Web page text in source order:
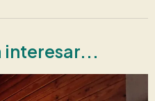
interesar...